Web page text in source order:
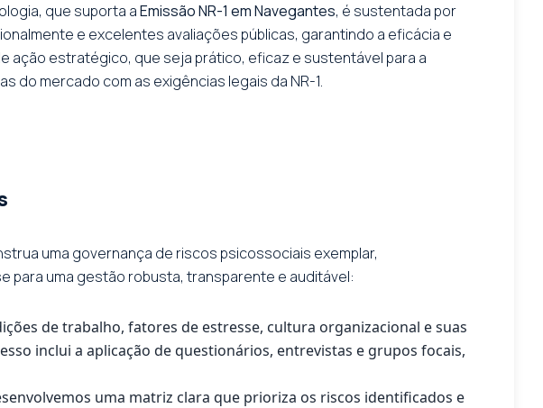
que suporta aEmissão NR-1 em Navegantes, é sustentada por
e excelentes avaliações públicas, garantindo a eficácia e
ação estratégico, que seja prático, eficaz e sustentável para a
do mercado com as exigências legais da NR-1.
uma governança de riscos psicossociais exemplar,
para uma gestão robusta, transparente e auditável:
de trabalho, fatores de estresse, cultura organizacional e suas
inclui a aplicação de questionários, entrevistas e grupos focais,
uma matriz clara que prioriza os riscos identificados e